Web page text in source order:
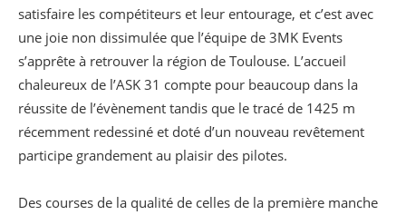
satisfaire les compétiteurs et leur entourage, et c’est avec
une joie non dissimulée que l’équipe de 3MK Events
s’apprête à retrouver la région de Toulouse. L’accueil
chaleureux de l’ASK 31 compte pour beaucoup dans la
réussite de l’évènement tandis que le tracé de 1425 m
récemment redessiné et doté d’un nouveau revêtement
participe grandement au plaisir des pilotes.
Des courses de la qualité de celles de la première manche